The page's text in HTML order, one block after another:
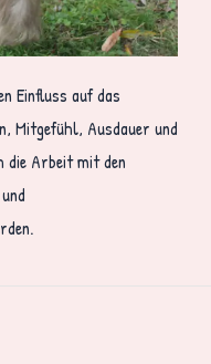
Einfluss auf das
Mitgefühl, Ausdauer und
die Arbeit mit den